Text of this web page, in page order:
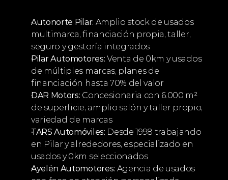
Autonorte Pilar: Amplio stock de usados
multimarca, financiación propia, taller,
seguro y gestoría integrados
Pilar Automotores: Venta de 0km y usados
de múltiples marcas, planes de
financiación hasta 70% del valor
DAR Motors: Concesionaria con 6.000 m²
de superficie, amplio salón y taller propio,
variedad de marcas
TARS Automóviles: Desde 1998 trabajando
en Pilar y alrededores, especializado en
usados y 0km seleccionados
Ayelén Automotores: Agencia de usados